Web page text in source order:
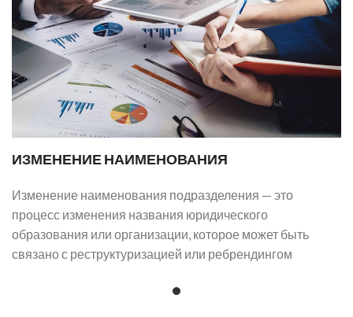
ИЗМЕНЕНИЕ НАИМЕНОВАНИЯ
Изменение наименования подразделения — это
процесс изменения названия юридического
образования или организации, которое может быть
связано с реструктуризацией или ребрендингом